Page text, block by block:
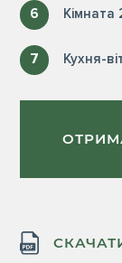
6 Кімната
7 Кухня-